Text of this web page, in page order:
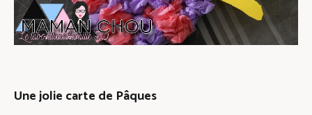
Une jolie carte de Pâques